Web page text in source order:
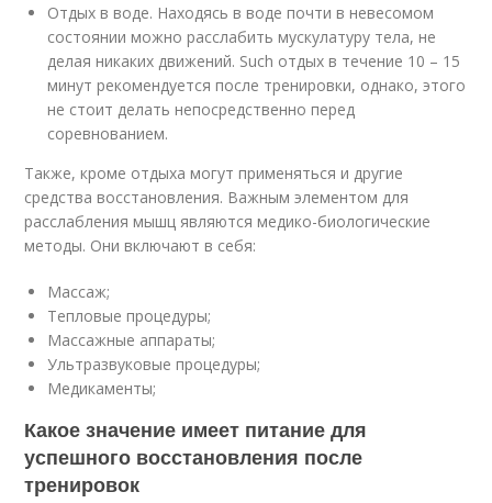
Отдых в воде. Находясь в воде почти в невесомом
состоянии можно расслабить мускулатуру тела, не
делая никаких движений. Such отдых в течение 10 – 15
минут рекомендуется после тренировки, однако, этого
не стоит делать непосредственно перед
соревнованием.
Также, кроме отдыха могут применяться и другие
средства восстановления. Важным элементом для
расслабления мышц являются медико-биологические
методы. Они включают в себя:
Массаж;
Тепловые процедуры;
Массажные аппараты;
Ультразвуковые процедуры;
Медикаменты;
Какое значение имеет питание для
успешного восстановления после
тренировок